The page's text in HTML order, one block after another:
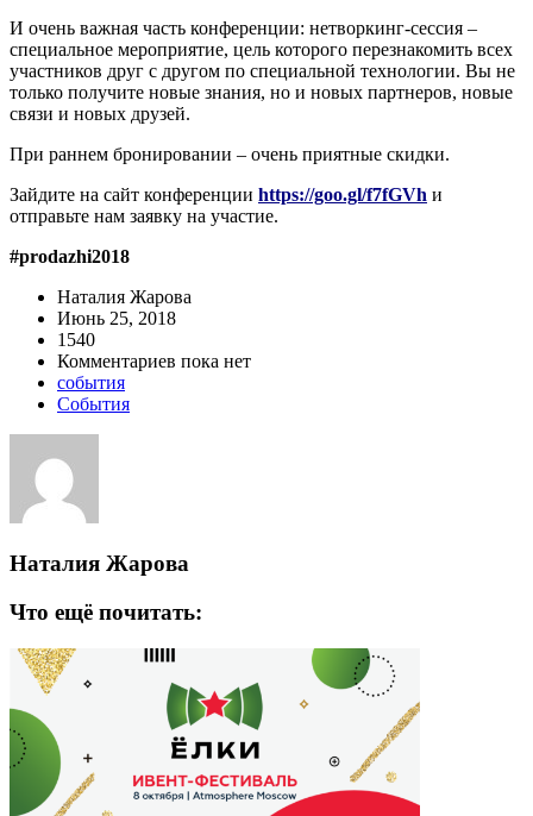
И очень важная часть конференции: нетворкинг-сессия –
специальное мероприятие, цель которого перезнакомить всех
участников друг с другом по специальной технологии. Вы не
только получите новые знания, но и новых партнеров, новые
связи и новых друзей.
При раннем бронировании – очень приятные скидки.
Зайдите на сайт конференции https://goo.gl/f7fGVh и
отправьте нам заявку на участие.
#prodazhi2018
Наталия Жарова
Июнь 25, 2018
1540
Комментариев пока нет
события
События
Наталия Жарова
Что ещё почитать: